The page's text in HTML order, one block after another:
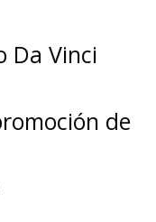
Da Vinci
de